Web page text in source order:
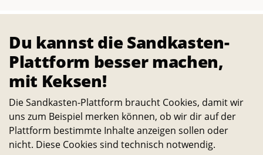
Startseite Sharing Akku-Schlagbohrmaschine
Über
Die Sandkasten-Plattform ist für alle, die ein Interesse
daran haben, das Leben auf dem Campus und in der
Stadt noch lebenswerter und nachhaltiger zu machen.
Du kannst die Sandkasten-
Plattform besser machen,
mit Keksen!
Die Sandkasten-Plattform braucht Cookies, damit wir
uns zum Beispiel merken können, ob wir dir auf der
Plattform bestimmte Inhalte anzeigen sollen oder
nicht. Diese Cookies sind technisch notwendig.